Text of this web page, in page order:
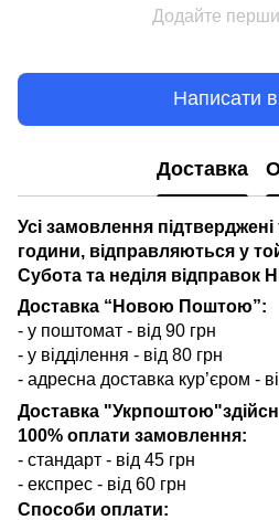
Додайте
Написати
Доставка
Усі замовлення
години, відправляються у
Субота та неділя відправок
Доставка “Новою Поштою”:
- у поштомат - від 90 грн
- у відділення - від 80 грн
- адресна доставка кур’єром -
Доставка
100% оплати замовлення:
- стандарт - від 45 грн
- експрес - від 60 грн
Способи оплати: